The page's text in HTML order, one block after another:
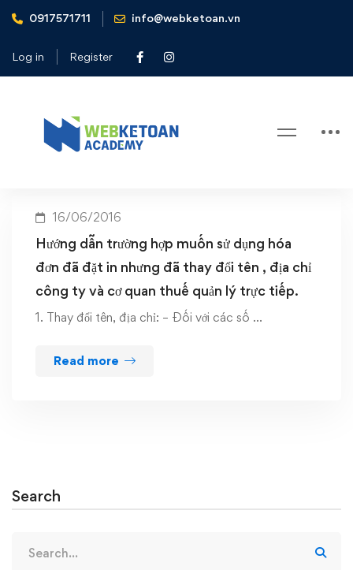
0917571711 info@webketoan.vn
Log in Register
Home địa chỉ nhưng muốn sử dụng hóa đơn đã đặt in
Tag: địa chỉ nhưng muốn sử dụng
16/06/2016
Hướng dẫn trường hợp muốn sử dụng hóa
đơn đã đặt in nhưng đã thay đổi tên , địa chỉ
công ty và cơ quan thuế quản lý trực tiếp.
1. Thay đổi tên, địa chỉ: – Đối với các số …
Read more
Search
for: